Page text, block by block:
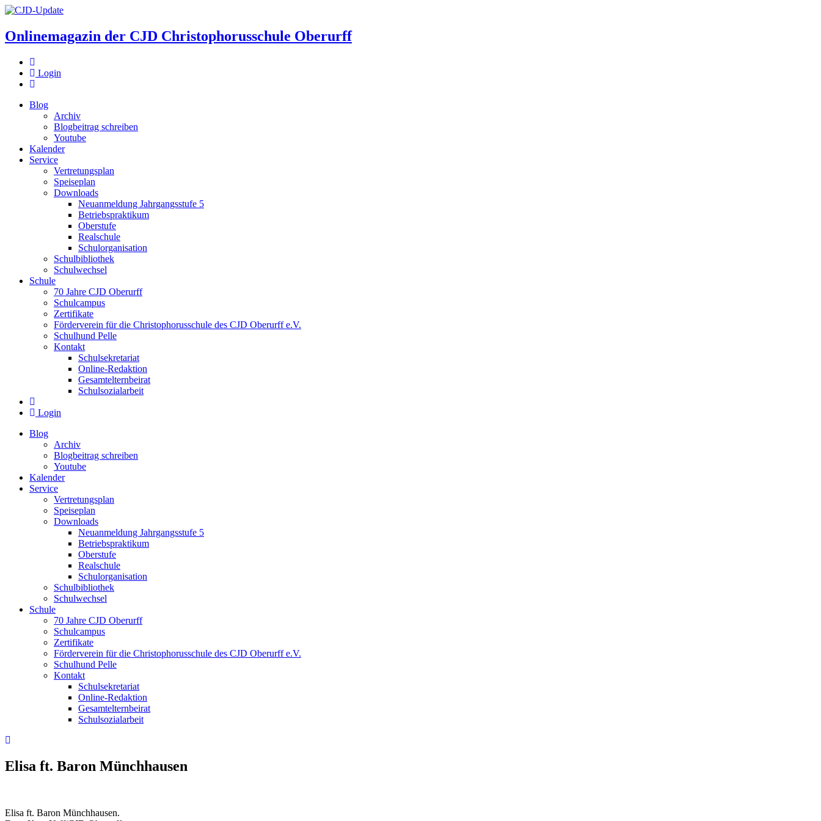
Onlinemagazin der CJD Christophorusschule Oberurff
Login
Blog
Archiv
Blogbeitrag schreiben
Youtube
Kalender
Service
Vertretungsplan
Speiseplan
Downloads
Neuanmeldung Jahrgangsstufe 5
Betriebspraktikum
Oberstufe
Realschule
Schulorganisation
Schulbibliothek
Schulwechsel
Schule
70 Jahre CJD Oberurff
Schulcampus
Zertifikate
Förderverein für die Christophorusschule des CJD Oberurff e.V.
Schulhund Pelle
Kontakt
Schulsekretariat
Online-Redaktion
Gesamtelternbeirat
Schulsozialarbeit
Login
Blog
Archiv
Blogbeitrag schreiben
Youtube
Kalender
Service
Vertretungsplan
Speiseplan
Downloads
Neuanmeldung Jahrgangsstufe 5
Betriebspraktikum
Oberstufe
Realschule
Schulorganisation
Schulbibliothek
Schulwechsel
Schule
70 Jahre CJD Oberurff
Schulcampus
Zertifikate
Förderverein für die Christophorusschule des CJD Oberurff e.V.
Schulhund Pelle
Kontakt
Schulsekretariat
Online-Redaktion
Gesamtelternbeirat
Schulsozialarbeit
Elisa ft. Baron Münchhausen
Elisa ft. Baron Münchhausen.